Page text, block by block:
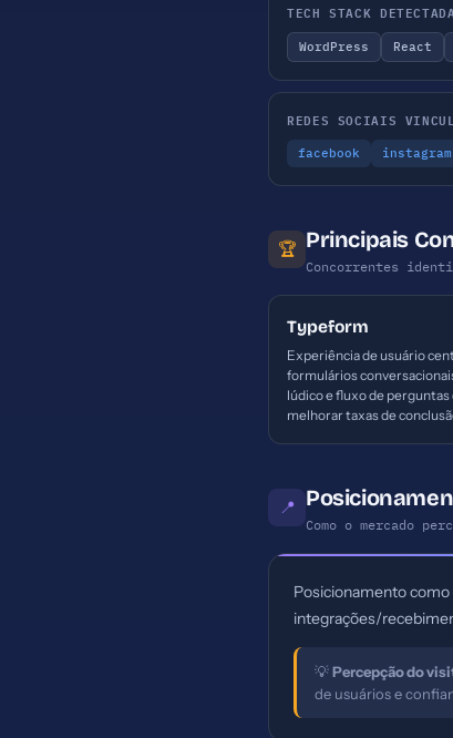
TECH STACK
WordPress React
REDES SOCIAIS
facebook instagram
🏆 Principais
Concorrentes
Typeform
Experiência de usuário
formulários
lúdico e fluxo de perguntas
melhorar taxas de
📍
Como o mercado
Posicionamento
integrações/
💡Percepção do
de usuários e